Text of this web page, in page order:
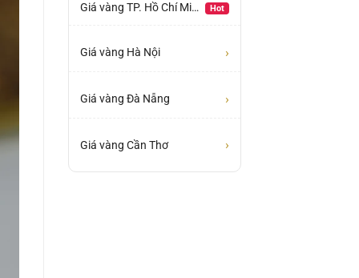
Giá vàng TP. Hồ Chí Minh Hot
Giá vàng Hà Nội ›
Giá vàng Đà Nẵng ›
Giá vàng Cần Thơ ›